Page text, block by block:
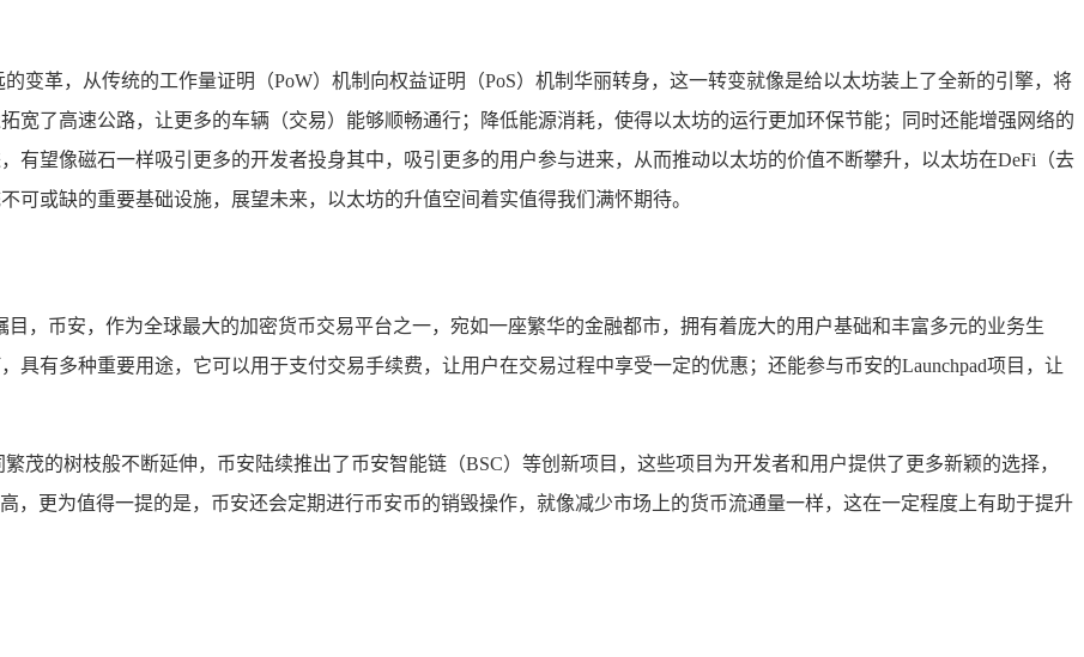
变革，从传统的工作量证明（PoW）机制向权益证明（PoS）机制华丽转身，这一转变就像是给以太坊装上了全新的引擎，将
宽了高速公路，让更多的车辆（交易）能够顺畅通行；降低能源消耗，使得以太坊的运行更加环保节能；同时还能增强网络的
有望像磁石一样吸引更多的开发者投身其中，吸引更多的用户参与进来，从而推动以太坊的价值不断攀升，以太坊在DeFi（去
可或缺的重要基础设施，展望未来，以太坊的升值空间着实值得我们满怀期待。
，币安，作为全球最大的加密货币交易平台之一，宛如一座繁华的金融都市，拥有着庞大的用户基础和丰富多元的业务生
具有多种重要用途，它可以用于支付交易手续费，让用户在交易过程中享受一定的优惠；还能参与币安的Launchpad项目，让
茂的树枝般不断延伸，币安陆续推出了币安智能链（BSC）等创新项目，这些项目为开发者和用户提供了更多新颖的选择，
，更为值得一提的是，币安还会定期进行币安币的销毁操作，就像减少市场上的货币流通量一样，这在一定程度上有助于提升